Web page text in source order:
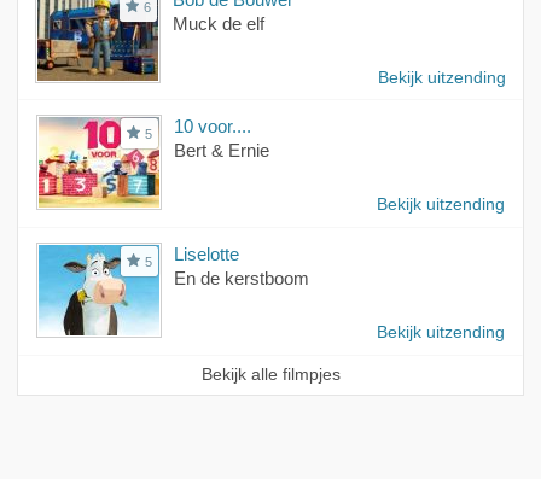
6
Muck de elf
Bekijk uitzending
5
10 voor....
Bert & Ernie
Bekijk uitzending
5
Liselotte
En de kerstboom
Bekijk uitzending
Bekijk alle filmpjes